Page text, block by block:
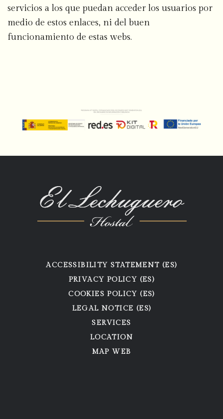
servicios a los que puedan acceder los usuarios por
medio de estos enlaces, ni del buen
funcionamiento de estas webs.
ACCESSIBILITY STATEMENT (ES)
PRIVACY POLICY (ES)
COOKIES POLICY (ES)
LEGAL NOTICE (ES)
SERVICES
LOCATION
MAP WEB